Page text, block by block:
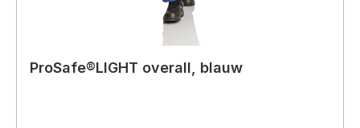
ProSafe®LIGHT overall, blauw